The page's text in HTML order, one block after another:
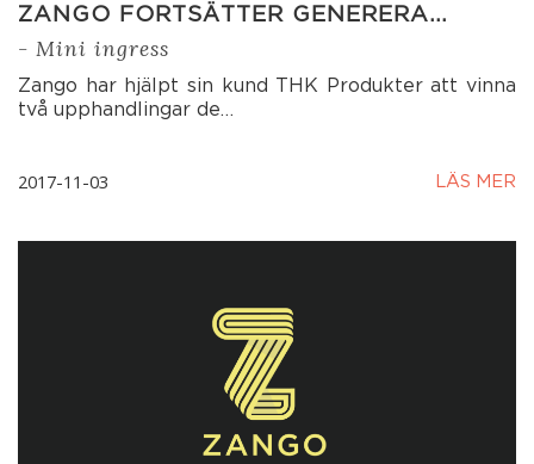
ZANGO FORTSÄTTER GENERERA…
- Mini ingress
Zango har hjälpt sin kund THK Produkter att vinna
två upphandlingar de…
2017-11-03 LÄS MER